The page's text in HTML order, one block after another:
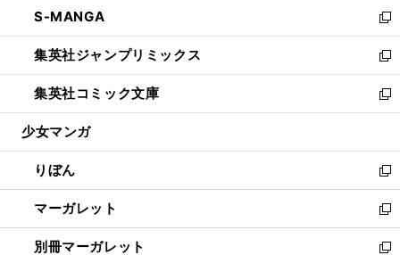
く
で
開
く
ド
ウ
で
開
く
ィ
ン
ド
ウ
で
開
い
ウ
ィ
ン
ド
ウ
開
く
S-MANGA
新
し
い
ウ
ィ
ン
ウ
で
開
く
集英社ジャンプリミックス
新
し
い
ウ
ン
ド
ウ
で
開
く
集英社コミック文庫
新
し
ウ
ィ
ン
ド
ウ
で
少女マンガ
りぼん
新
し
い
ウ
ィ
マーガレット
新
し
い
別冊マーガレット 新